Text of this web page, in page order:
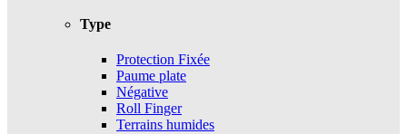
Type
Protection Fixée
Paume plate
Négative
Roll Finger
Terrains humides